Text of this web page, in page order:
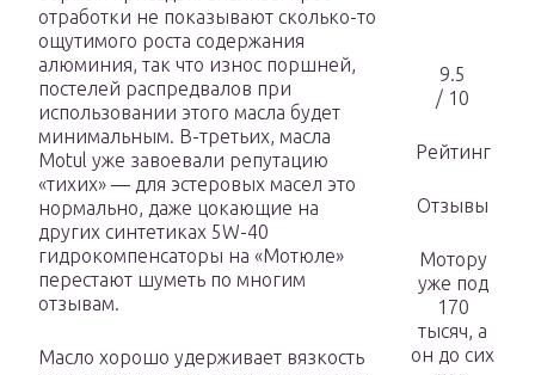
отработки не показывают сколько-то
ощутимого роста содержания
алюминия, так что износ поршней,
постелей распредвалов при
использовании этого масла будет
минимальным. В-третьих, масла
Motul уже завоевали репутацию
«тихих» — для эстеровых масел это
нормально, даже цокающие на
других синтетиках 5W-40
гидрокомпенсаторы на «Мотюле»
перестают шуметь по многим
отзывам.
Масло хорошо удерживает вязкость
9.5
/ 10
Рейтинг
Отзывы
Мотору
уже под
170
тысяч, а
он до сих